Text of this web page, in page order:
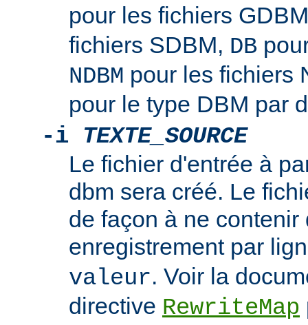
pour les fichiers
fichiers SDBM, DB
NDBM pour les fichiers
pour le type DBM par
-i TEXTE_SOURCE
Le fichier d'entrée à
dbm sera créé. Le
de façon à ne contenir
enregistrement par
valeur. Voir la
directive RewriteMap